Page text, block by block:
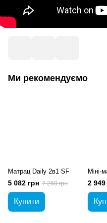
Ми рекомендуємо
Матрац Daily 2в1 SF
5 082 грн 7 260 грн
Купити
Міні-
2 949